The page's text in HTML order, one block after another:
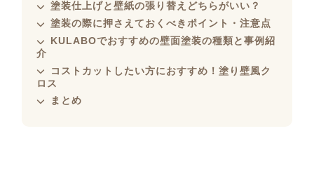
塗装仕上げと壁紙の張り替えどちらがいい？
塗装の際に押さえておくべきポイント・注意点
KULABOでおすすめの壁面塗装の種類と事例紹
介
コストカットしたい方におすすめ！塗り壁風ク
ロス
まとめ